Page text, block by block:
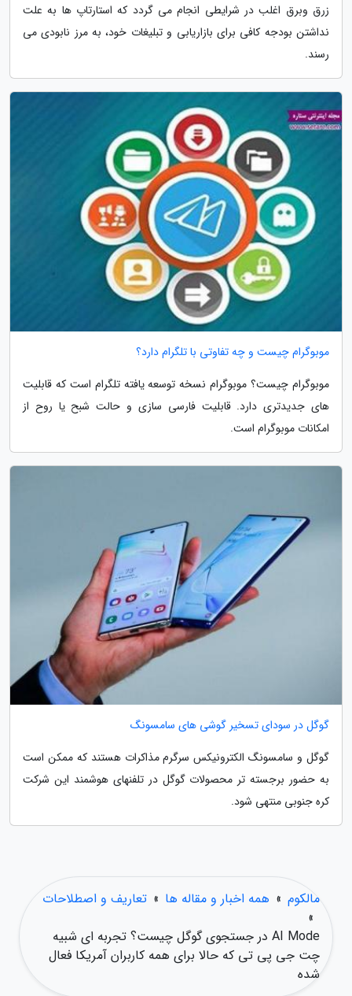
زرق وبرق اغلب در شرایطی انجام می گردد که استارتاپ ها به علت
نداشتن بودجه کافی برای بازاریابی و تبلیغات خود، به مرز نابودی می
رسند.
موبوگرام چیست و چه تفاوتی با تلگرام دارد؟
موبوگرام چیست؟ موبوگرام نسخه توسعه یافته تلگرام است که قابلیت
های جدیدتری دارد. قابلیت فارسی سازی و حالت شبح یا روح از
امکانات موبوگرام است.
گوگل در سودای تسخیر گوشی های سامسونگ
گوگل و سامسونگ الکترونیکس سرگرم مذاکرات هستند که ممکن است
به حضور برجسته تر محصولات گوگل در تلفنهای هوشمند این شرکت
کره جنوبی منتهی شود.
مالکوم » همه اخبار و مقاله ها » تعاریف و اصطلاحات
»
AI Mode در جستجوی گوگل چیست؟ تجربه ای شبیه
چت جی پی تی که حالا برای همه کاربران آمریکا فعال
شده